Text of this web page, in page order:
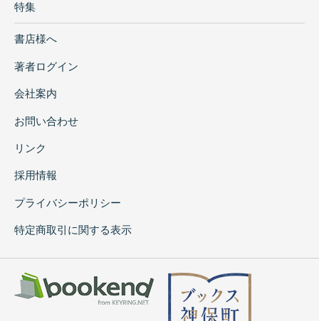
特集
書店様へ
著者ログイン
会社案内
お問い合わせ
リンク
採用情報
プライバシーポリシー
特定商取引に関する表示